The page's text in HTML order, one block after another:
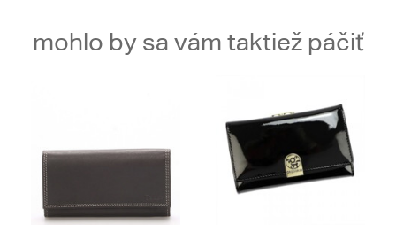
mohlo by sa vám taktiež páčiť